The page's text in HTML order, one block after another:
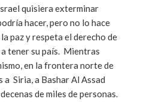
quisiera exterminar
hacer, pero no lo hace
paz y respeta el derecho de
tener su país. Mientras
en la frontera norte de
a Siria, a Bashar Al Assad
de miles de personas.